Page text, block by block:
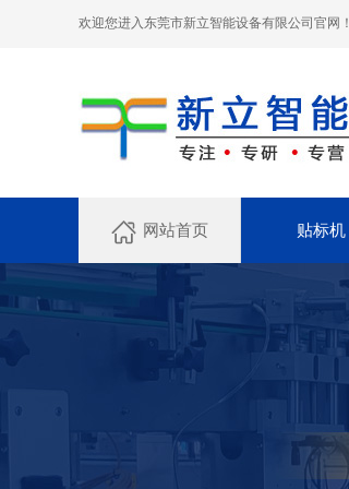
欢迎您进入东莞市新立智能设备有限公司官网！
网站首页 贴标机